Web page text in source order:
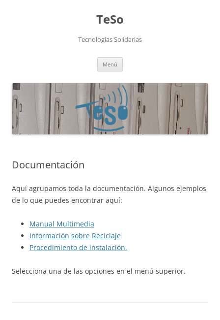
TeSo
Tecnologías Solidarias
Menú
Documentación
Aquí agrupamos toda la documentación. Algunos ejemplos
de lo que puedes encontrar aquí:
Manual Multimedia
Información sobre Reciclaje
Procedimiento de instalación.
Selecciona una de las opciones en el menú superior.